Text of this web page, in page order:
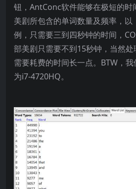
钮，AntConc软件能够在极短的时
美剧所包含的单词数量及频率，以
例，只需要三到四秒钟的时间，
部美剧只需要不到15秒钟，当然
需要耗费的时间长一点。BTW，
为i7-4720HQ。